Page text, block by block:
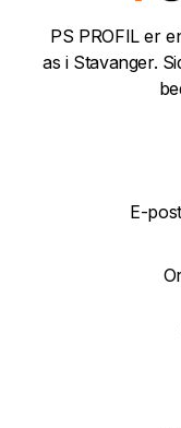
PS PROFIL er
as i Stavanger.
E-